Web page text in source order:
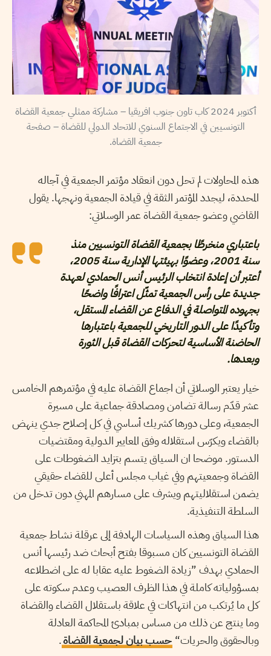
أكتوبر 2024 كاب تاون جنوب افريقيا – مشاركة ممثلي جمعية القضاة
التونسيين في الاجتماع السنوي للاتحاد الدولي للقضاة – صفحة
جمعية القضاة.
هذه المحاولات لم تحل دون انعقاد مؤتمر الجمعية في آجاله
المحددة، ليجدد المؤتمر الثقة في قيادة الجمعية ونهجها. يقول
القاضي وعضو جمعية القضاة عمر الوسلاتي:
باعتباري منخرطًا بجمعية القضاة التونسيين منذ
سنة 2001، وعضوًا بهيئتها الإدارية سنة 2005،
أعتبر أن إعادة انتخاب الرئيس أنس الحمادي لعهدة
جديدة على رأس الجمعية تمثّل اعترافًا واضحًا
بجهوده المتواصلة في الدفاع عن القضاء المستقل،
وتأكيدًا على الدور التاريخي للجمعية باعتبارها
الحاضنة الأساسية لتحركات القضاة قبل الثورة
وبعدها.
خيار يعتبر الوسلاتي أن اجماع القضاة عليه في مؤتمرهم الخامس
عشر قدّم رسالة تضامن ومصادقة جماعية على مسيرة
الجمعية، وعلى دورها كشريك أساسي في كل إصلاح جدي ينهض
بالقضاء ويكرّس استقلاله وفق المعايير الدولية ومقتضيات
الدستور. موضحا ان السياق يتسم بتزايد الضغوطات على
القضاة وجمعيتهم وفي غياب مجلس أعلى للقضاء حقيقي
يضمن استقلاليتهم ويشرف على مسارهم المهني دون تدخل من
السلطة التنفيذية.
هذا السياق وهذه السياسات الهادفة إلى عرقلة نشاط جمعية
القضاة التونسيين كان مسبوقا بفتح أبحاث ضد رئيسها أنس
الحمادي بهدف ”زيادة الضغوط عليه عقابا له على اضطلاعه
بمسؤولياته كاملة في هذا الظرف العصيب وعدم سكوته على
كل ما يُرتكب من انتهاكات في علاقة باستقلال القضاء والقضاة
وما ينتج عن ذلك من مساس بمبادئ المحاكمة العادلة
وبالحقوق والحريات“ حسب بيان لجمعية القضاة.